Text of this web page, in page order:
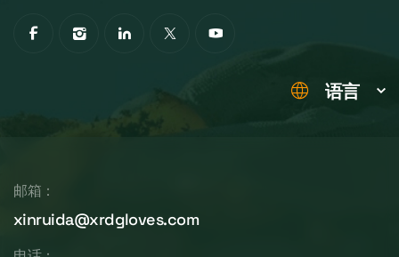
语言
邮箱：
xinruida@xrdgloves.com